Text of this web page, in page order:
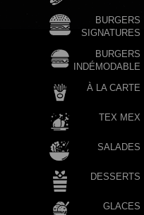
BURGERS
SIGNATURES
BURGERS
INDÉMODABLE
À LA CARTE
TEX MEX
SALADES
DESSERTS
GLACES